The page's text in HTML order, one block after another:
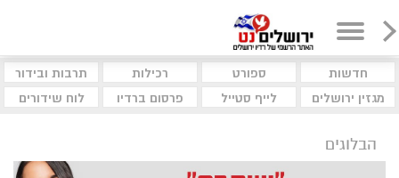
חדשות ספורט רכילות
תרבות ובידור
מגזין ירושלים
לייף סטייל פרסום ברדיו לוח שידורים
הבלוגים